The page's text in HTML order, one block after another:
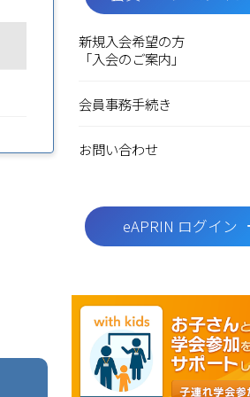
新規入会希望の方
「入会のご案内」
会員事務手続き
お問い合わせ
eAPRIN ログイン